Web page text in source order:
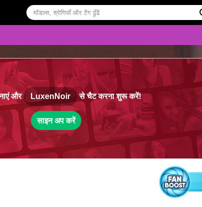
और LuxenNoir से चैट करना शुरू करें!
साइन अप करें